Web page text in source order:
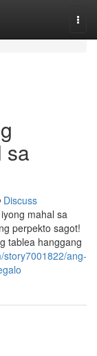
sa
Discuss
mahal sa
perpekto sagot!
tablea hanggang
story7001822/ang-